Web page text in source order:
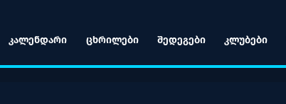
ᲙᲚᲣᲑᲔᲑᲘ
ᲨᲔᲓᲔᲒᲔᲑᲘ
ᲪᲮᲠᲘᲚᲔᲑᲘ
ᲙᲐᲚᲔᲜᲓᲐᲠᲘ